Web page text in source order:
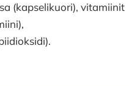
(kapselikuori), vitamiinit